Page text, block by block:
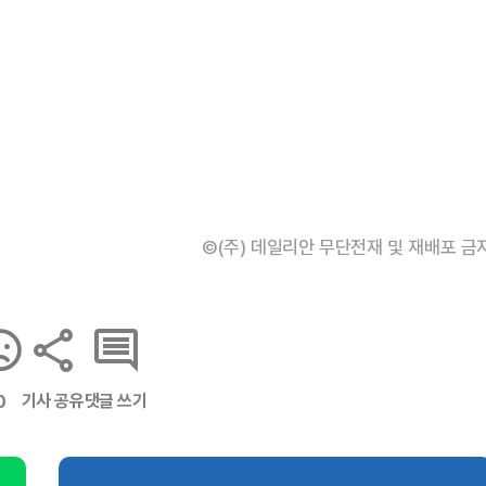
©(주) 데일리안 무단전재 및 재배포 금
기사 공유댓글 쓰기